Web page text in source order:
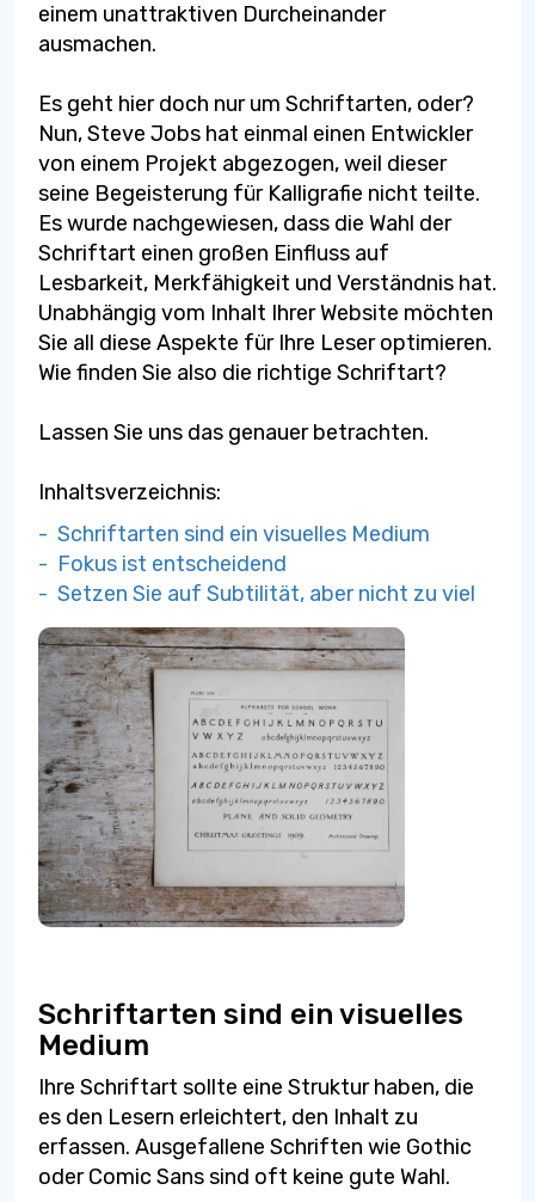
einem unattraktiven Durcheinander
ausmachen.
Es geht hier doch nur um Schriftarten, oder?
Nun, Steve Jobs hat einmal einen Entwickler
von einem Projekt abgezogen, weil dieser
seine Begeisterung für Kalligrafie nicht teilte.
Es wurde nachgewiesen, dass die Wahl der
Schriftart einen großen Einfluss auf
Lesbarkeit, Merkfähigkeit und Verständnis hat.
Unabhängig vom Inhalt Ihrer Website möchten
Sie all diese Aspekte für Ihre Leser optimieren.
Wie finden Sie also die richtige Schriftart?
Lassen Sie uns das genauer betrachten.
Inhaltsverzeichnis:
- Schriftarten sind ein visuelles Medium
- Fokus ist entscheidend
- Setzen Sie auf Subtilität, aber nicht zu viel
Schriftarten sind ein visuelles
Medium
Ihre Schriftart sollte eine Struktur haben, die
es den Lesern erleichtert, den Inhalt zu
erfassen. Ausgefallene Schriften wie Gothic
oder Comic Sans sind oft keine gute Wahl.